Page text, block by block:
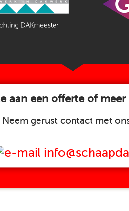
aan een offerte of
Neem gerust contact met